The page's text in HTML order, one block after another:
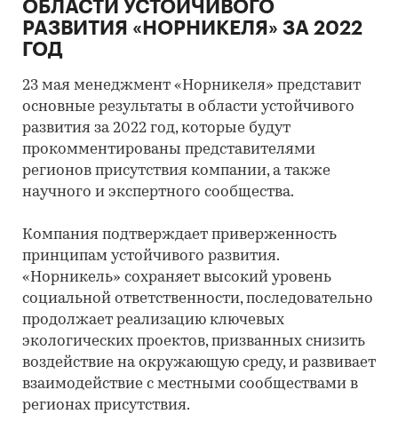
ОБЛАСТИ УСТОЙЧИВОГО
РАЗВИТИЯ «НОРНИКЕЛЯ» ЗА 2022
ГОД
23 мая менеджмент «Норникеля» представит
основные результаты в области устойчивого
развития за 2022 год, которые будут
прокомментированы представителями
регионов присутствия компании, а также
научного и экспертного сообщества.
Компания подтверждает приверженность
принципам устойчивого развития.
«Норникель» сохраняет высокий уровень
социальной ответственности, последовательно
продолжает реализацию ключевых
экологических проектов, призванных снизить
воздействие на окружающую среду, и развивает
взаимодействие с местными сообществами в
регионах присутствия.